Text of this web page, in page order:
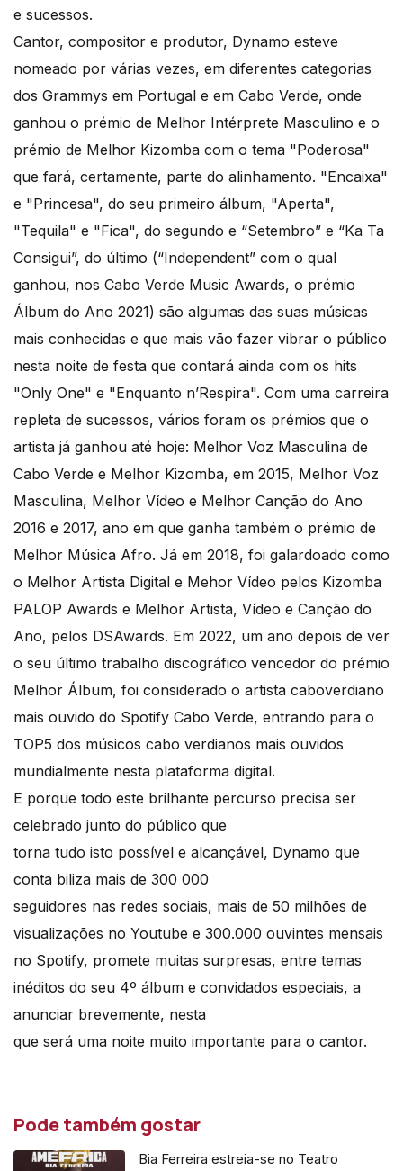
e sucessos.
Cantor, compositor e produtor, Dynamo esteve
nomeado por várias vezes, em diferentes categorias
dos Grammys em Portugal e em Cabo Verde, onde
ganhou o prémio de Melhor Intérprete Masculino e o
prémio de Melhor Kizomba com o tema "Poderosa"
que fará, certamente, parte do alinhamento. "Encaixa"
e "Princesa", do seu primeiro álbum, "Aperta",
"Tequila" e "Fica", do segundo e “Setembro” e “Ka Ta
Consigui”, do último (“Independent” com o qual
ganhou, nos Cabo Verde Music Awards, o prémio
Álbum do Ano 2021) são algumas das suas músicas
mais conhecidas e que mais vão fazer vibrar o público
nesta noite de festa que contará ainda com os hits
"Only One" e "Enquanto n’Respira". Com uma carreira
repleta de sucessos, vários foram os prémios que o
artista já ganhou até hoje: Melhor Voz Masculina de
Cabo Verde e Melhor Kizomba, em 2015, Melhor Voz
Masculina, Melhor Vídeo e Melhor Canção do Ano
2016 e 2017, ano em que ganha também o prémio de
Melhor Música Afro. Já em 2018, foi galardoado como
o Melhor Artista Digital e Mehor Vídeo pelos Kizomba
PALOP Awards e Melhor Artista, Vídeo e Canção do
Ano, pelos DSAwards. Em 2022, um ano depois de ver
o seu último trabalho discográfico vencedor do prémio
Melhor Álbum, foi considerado o artista caboverdiano
mais ouvido do Spotify Cabo Verde, entrando para o
TOP5 dos músicos cabo verdianos mais ouvidos
mundialmente nesta plataforma digital.
E porque todo este brilhante percurso precisa ser
celebrado junto do público que
torna tudo isto possível e alcançável, Dynamo que
conta biliza mais de 300 000
seguidores nas redes sociais, mais de 50 milhões de
visualizações no Youtube e 300.000 ouvintes mensais
no Spotify, promete muitas surpresas, entre temas
inéditos do seu 4º álbum e convidados especiais, a
anunciar brevemente, nesta
que será uma noite muito importante para o cantor.
Pode também gostar
Bia Ferreira estreia-se no Teatro